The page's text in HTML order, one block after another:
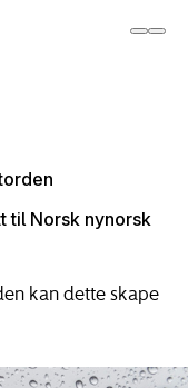
til Norsk nynorsk
kan dette skape